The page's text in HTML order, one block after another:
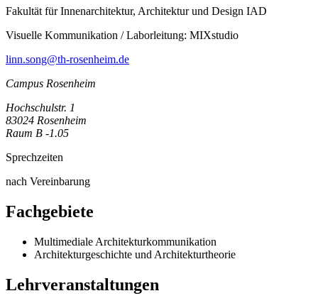
Fakultät für Innenarchitektur, Architektur und Design IAD
Visuelle Kommunikation / Laborleitung: MIXstudio
linn.song@th-rosenheim.de
Campus Rosenheim
Hochschulstr. 1
83024 Rosenheim
Raum B -1.05
Sprechzeiten
nach Vereinbarung
Fachgebiete
Multimediale Architekturkommunikation
Architekturgeschichte und Architekturtheorie
Lehrveranstaltungen